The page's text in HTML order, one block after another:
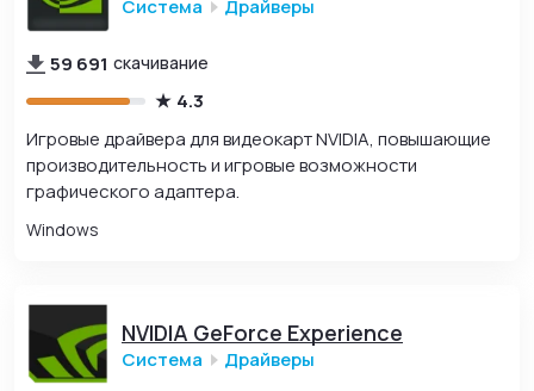
Система Драйверы
59 691 скачивание
4.3
Игровые драйвера для видеокарт NVIDIA, повышающие
производительность и игровые возможности
графического адаптера.
Windows
NVIDIA GeForce Experience
Система Драйверы